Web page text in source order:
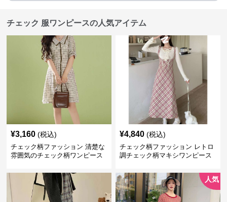
チェック 服ワンピースの人気アイテム
¥3,160 (税込)
チェック柄ファッション 清楚な
雰囲気のチェック柄ワンピース
¥4,840 (税込)
チェック柄ファッション レトロ
調チェック柄マキシワンピース
人気